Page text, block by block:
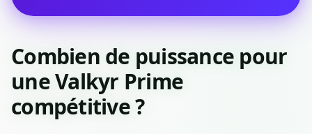
Combien de puissance pour
une Valkyr Prime
compétitive ?